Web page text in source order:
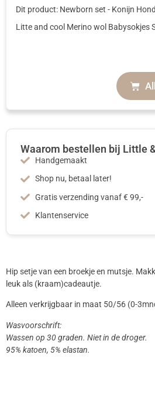
Dit product: Newborn set - Konijn
Litte and cool Merino wol Babysokjes
Waarom bestellen bij Little
Handgemaakt
Shop nu, betaal later!
Gratis verzending vanaf € 99,-
Klantenservice
Hip setje van een broekje en mutsje.
leuk als (kraam)cadeautje.
Alleen verkrijgbaar in maat 50/56 (0-
Wasvoorschrift:
Wassen op 30 graden. Niet in de droger.
95% katoen, 5% elastan.